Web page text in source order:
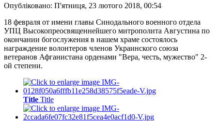
Опубліковано: П'ятниця, 23 лютого 2018, 00:54
18 февраля от имени главы Синодального военного отдела
УПЦ Высокопреосвященнейшего митрополита Августина по
окончании богослужения в нашем храме состоялось
награждение волонтеров членов Украинского союза
ветеранов Афганистана орденами "Вера, честь, мужество" 2-
ой степени.
Title Title